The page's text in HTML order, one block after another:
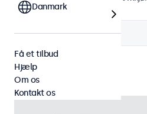
Filter (23)
HDMI
Danmark
Få et tilbud
Hjælp
Om os
Kontakt os